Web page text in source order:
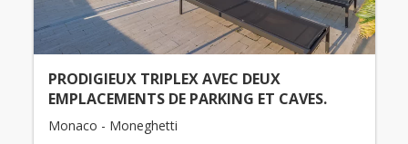
PRODIGIEUX TRIPLEX AVEC DEUX
EMPLACEMENTS DE PARKING ET CAVES.
Monaco - Moneghetti